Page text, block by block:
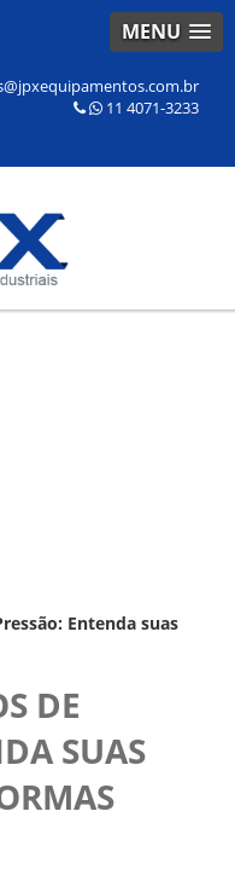
MENU
11 4071-3233
Entenda suas
DE
SUAS